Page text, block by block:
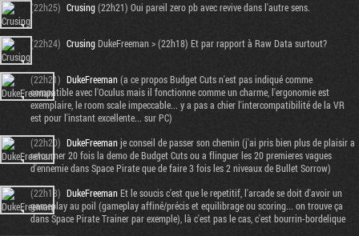
(22h25) Crusing(22h21) Oui pareil zero pb avec revive dans l'autre sens.
(22h24) CrusingDukeFreeman > (22h18) Et par rapport à Raw Data surtout?
(22h21) DukeFreeman(a ce propos Budget Cuts n'est pas indiqué comme
compatible avec l'Oculus mais il fonctionne comme un charme, l'ergonomie est
exemplaire, le room scale impeccable... y a pas a chier l'intercompatibilité de la VR
est pour l'instant excellente... sur PC)
(22h20) DukeFreemanje conseil de passer son chemin (j'ai pris bien plus de plaisir a
retourner 20 fois la demo de Budget Cuts ou a flinguer les 20 premieres vagues
d'ennemie dans Space Pirate que de faire 3 fois les 2 niveaux de Bullet Sorrow)
(22h18) DukeFreemanEt le soucis c'est que le repetitif, l'arcade se doit d'avoir un
gameplay au poil (gameplay affiné/précis et equilibrage ou scoring... on trouve ça
dans Space Pirate Trainer par exemple), là c'est pas le cas, c'est bourrin-bordelique